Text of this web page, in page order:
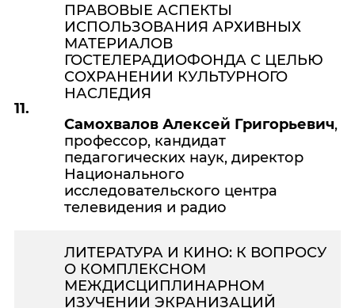
11.
ПРАВОВЫЕ АСПЕКТЫ
ИСПОЛЬЗОВАНИЯ АРХИВНЫХ
МАТЕРИАЛОВ
ГОСТЕЛЕРАДИОФОНДА С ЦЕЛЬЮ
СОХРАНЕНИИ КУЛЬТУРНОГО
НАСЛЕДИЯ
Самохвалов Алексей Григорьевич,
профессор, кандидат
педагогических наук, директор
Национального
исследовательского центра
телевидения и радио
ЛИТЕРАТУРА И КИНО: К ВОПРОСУ
О КОМПЛЕКСНОМ
МЕЖДИСЦИПЛИНАРНОМ
ИЗУЧЕНИИ ЭКРАНИЗАЦИЙ